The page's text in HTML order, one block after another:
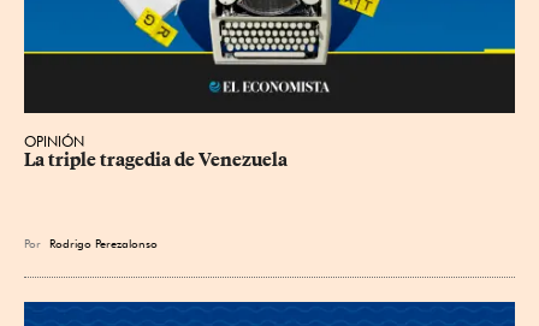
OPINIÓN
La triple tragedia de Venezuela
Por Rodrigo Perezalonso